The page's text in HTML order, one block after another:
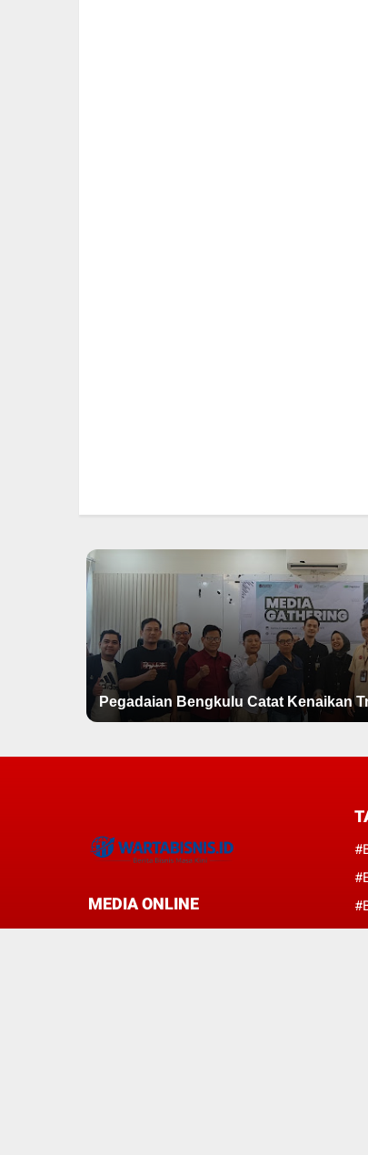
Pegadaian Bengkulu Catat Kenaikan
MEDIA ONLINE